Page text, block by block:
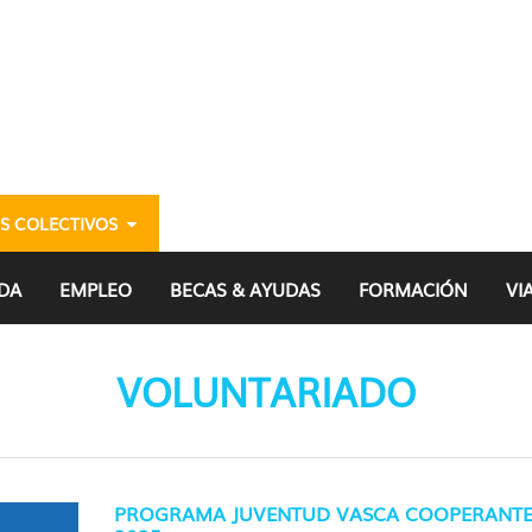
COLECTIVOS
EMPLEO BECAS & AYUDAS FORMACIÓN
VOLUNTARIADO
PROGRAMA JUVENTUD VASCA